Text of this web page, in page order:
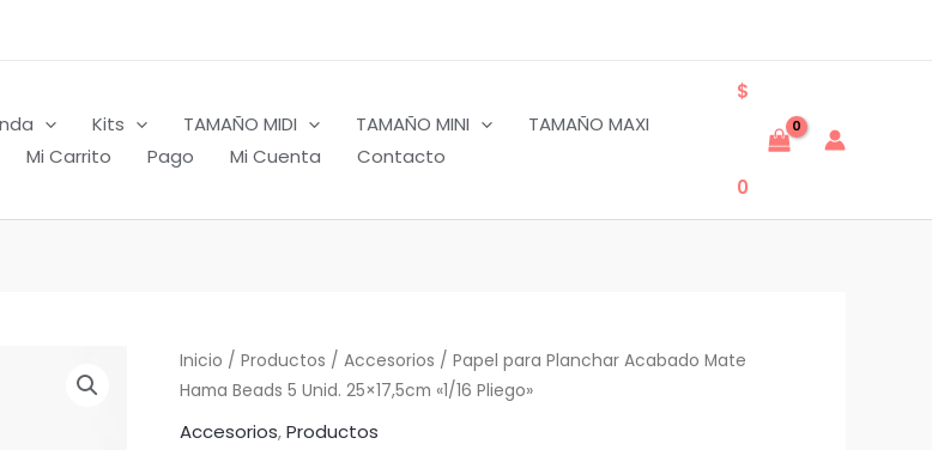
Kits TAMAÑO MIDI TAMAÑO MINI
TAMAÑO MAXI
Mi Carrito Pago Mi Cuenta Contacto
$
0
Inicio /Productos /Accesorios / Papel para Planchar Acabado Mate
Hama Beads 5 Unid. 25×17,5cm «1/16 Pliego»
Accesorios,Productos